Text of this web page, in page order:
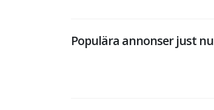
Populära annonser just nu